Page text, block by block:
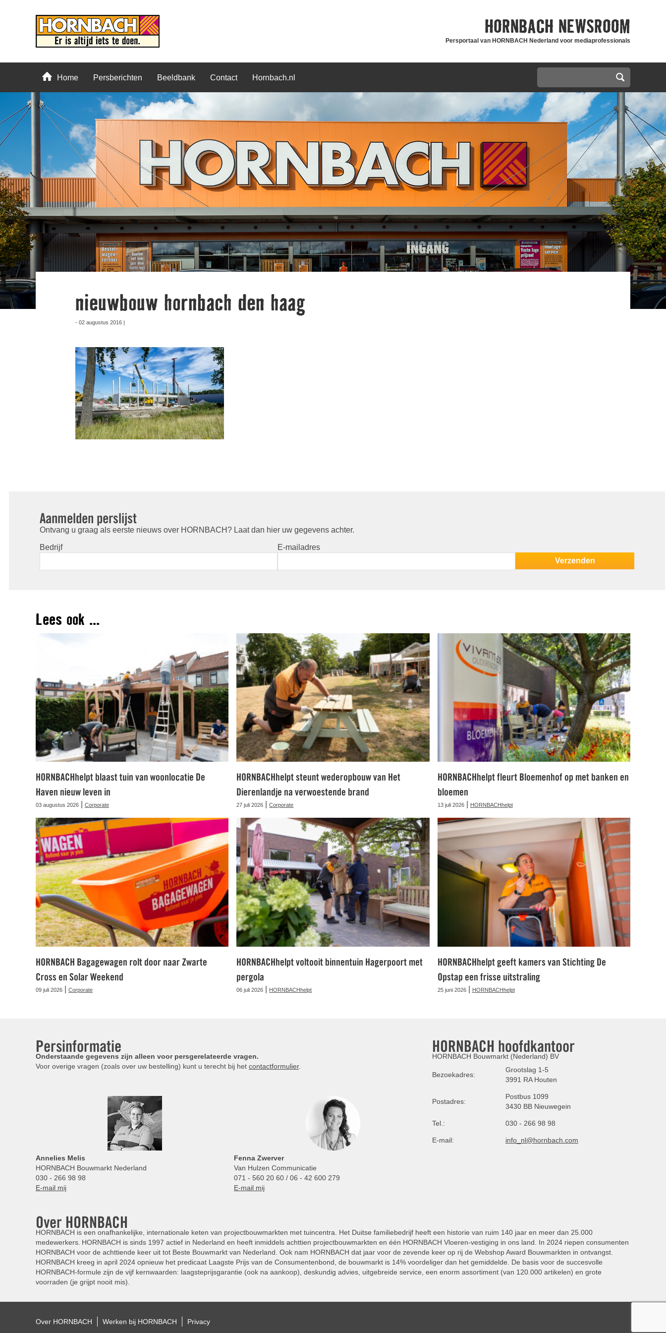
HORNBACH NEWSROOM
Persportaal van HORNBACH Nederland voor mediaprofessionals
Home Persberichten Beeldbank Contact Hornbach.nl
nieuwbouw hornbach den haag
- 02 augustus 2016 |
Aanmelden perslijst
Ontvang u graag als eerste nieuws over HORNBACH? Laat dan hier uw gegevens achter.
Bedrijf E-mailadres
Lees ook ...
HORNBACHhelpt blaast tuin van woonlocatie De
Haven nieuw leven in
03 augustus 2026 Corporate
HORNBACHhelpt steunt wederopbouw van Het
Dierenlandje na verwoestende brand
27 juli 2026 |Corporate
HORNBACHhelpt fleurt Bloemenhof op met banken en
bloemen
13 juli 2026| HORNBACHhelpt
HORNBACH Bagagewagen rolt door naar Zwarte
Cross en Solar Weekend
09 juli 2026 Corporate
HORNBACHhelpt voltooit binnentuin Hagerpoort met
pergola
06 juli 2026 HORNBACHhelpt
HORNBACHhelpt geeft kamers van Stichting De
Opstap een frisse uitstraling
25 juni 2026| HORNBACHhelpt
Persinformatie
Onderstaande gegevens zijn alleen voor persgerelateerde vragen.
Voor overige vragen (zoals over uw bestelling) kunt u terecht bij het contactformulier.
Annelies Melis
HORNBACH Bouwmarkt Nederland
030 - 266 98 98
E-mail mij
Fenna Zwerver
Van Hulzen Communicatie
071 - 560 20 60 / 06 - 42 600 279
E-mail mij
HORNBACH hoofdkantoor
HORNBACH Bouwmarkt (Nederland) BV
Bezoekadres:
Grootslag 1-5
3991 RA Houten
Postadres:
Postbus 1099
3430 BB Nieuwegein
Tel.: 030 - 266 98 98
E-mail: info_nl@hornbach.com
Over HORNBACH
HORNBACH is een onafhankelijke, internationale keten van projectbouwmarkten met tuincentra. Het Duitse familiebedrijf heeft een historie van ruim 140 jaar en meer dan 25.000
medewerkers. HORNBACH is sinds 1997 actief in Nederland en heeft inmiddels achttien projectbouwmarkten en één HORNBACH Vloeren-vestiging in ons land. In 2024 riepen consumenten
HORNBACH voor de achttiende keer uit tot Beste Bouwmarkt van Nederland. Ook nam HORNBACH dat jaar voor de zevende keer op rij de Webshop Award Bouwmarkten in ontvangst.
HORNBACH kreeg in april 2024 opnieuw het predicaat Laagste Prijs van de Consumentenbond, de bouwmarkt is 14% voordeliger dan het gemiddelde. De basis voor de succesvolle
HORNBACH-formule zijn de vijf kernwaarden: laagsteprijsgarantie (ook na aankoop), deskundig advies, uitgebreide service, een enorm assortiment (van 120.000 artikelen) en grote
voorraden (je grijpt nooit mis).
Over HORNBACH Werken bij HORNBACH Privacy